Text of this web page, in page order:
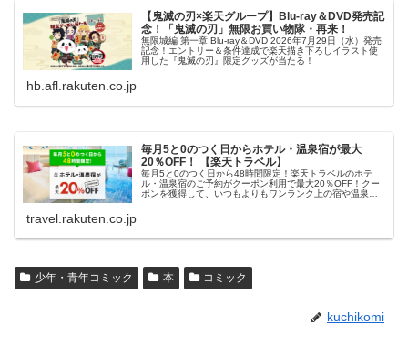
【鬼滅の刃×楽天グループ】Blu-ray＆DVD発売記
念！「鬼滅の刃」無限お買い物隊・再来！
無限城編 第一章 Blu-ray＆DVD 2026年7月29日（水）発売
記念！エントリー＆条件達成で楽天描き下ろしイラスト使
用した『鬼滅の刃』限定グッズが当たる！
hb.afl.rakuten.co.jp
毎月5と0のつく日からホテル・温泉宿が最大
20％OFF！ 【楽天トラベル】
毎月5と0のつく日から48時間限定！楽天トラベルのホテ
ル・温泉宿のご予約がクーポン利用で最大20％OFF！クー
ポンを獲得して、いつもよりもワンランク上の宿や温泉宿
travel.rakuten.co.jp
少年・青年コミック 本 コミック
kuchikomi